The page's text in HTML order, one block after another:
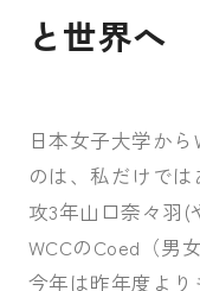
と世界へ
日本女子大学か
のは、私だけで
攻3年山口奈々羽(
WCCのCoed（男
今年は昨年度より